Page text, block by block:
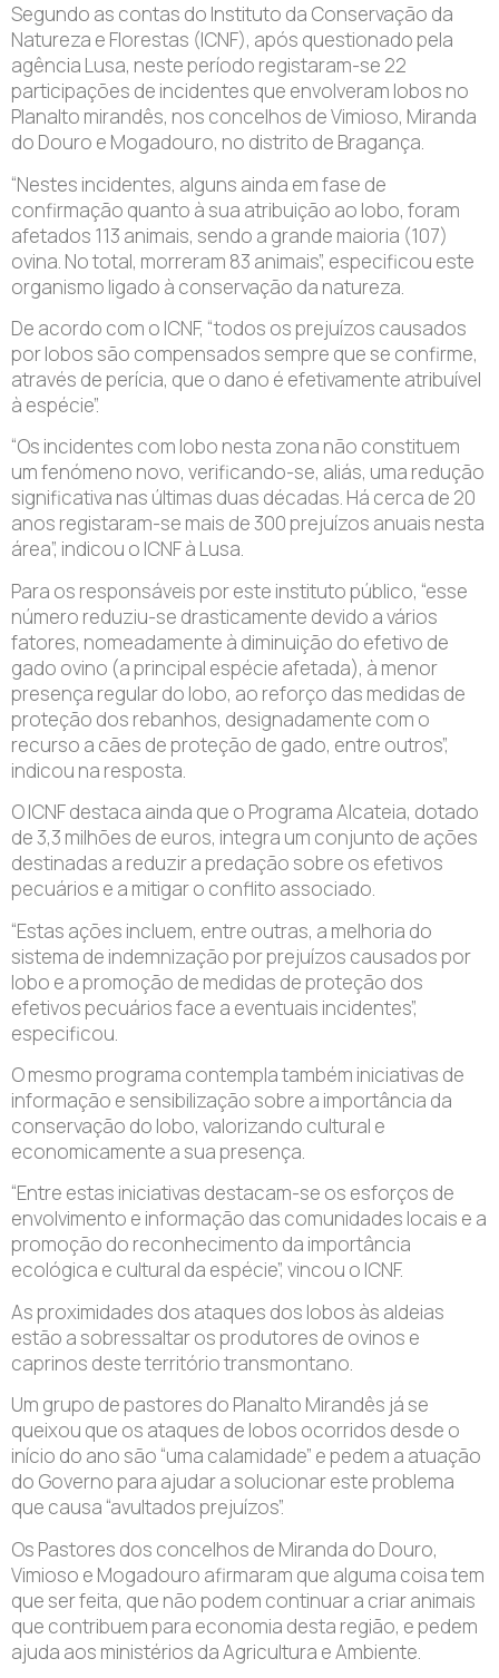
Segundo as contas do Instituto da Conservação da
Natureza e Florestas (ICNF), após questionado pela
agência Lusa, neste período registaram-se 22
participações de incidentes que envolveram lobos no
Planalto mirandês, nos concelhos de Vimioso, Miranda
do Douro e Mogadouro, no distrito de Bragança.
“Nestes incidentes, alguns ainda em fase de
confirmação quanto à sua atribuição ao lobo, foram
afetados 113 animais, sendo a grande maioria (107)
ovina. No total, morreram 83 animais”, especificou este
organismo ligado à conservação da natureza.
De acordo com o ICNF, “todos os prejuízos causados
por lobos são compensados sempre que se confirme,
através de perícia, que o dano é efetivamente atribuível
à espécie”.
“Os incidentes com lobo nesta zona não constituem
um fenómeno novo, verificando-se, aliás, uma redução
significativa nas últimas duas décadas. Há cerca de 20
anos registaram-se mais de 300 prejuízos anuais nesta
área”, indicou o ICNF à Lusa.
Para os responsáveis por este instituto público, “esse
número reduziu-se drasticamente devido a vários
fatores, nomeadamente à diminuição do efetivo de
gado ovino (a principal espécie afetada), à menor
presença regular do lobo, ao reforço das medidas de
proteção dos rebanhos, designadamente com o
recurso a cães de proteção de gado, entre outros”,
indicou na resposta.
O ICNF destaca ainda que o Programa Alcateia, dotado
de 3,3 milhões de euros, integra um conjunto de ações
destinadas a reduzir a predação sobre os efetivos
pecuários e a mitigar o conflito associado.
“Estas ações incluem, entre outras, a melhoria do
sistema de indemnização por prejuízos causados por
lobo e a promoção de medidas de proteção dos
efetivos pecuários face a eventuais incidentes”,
especificou.
O mesmo programa contempla também iniciativas de
informação e sensibilização sobre a importância da
conservação do lobo, valorizando cultural e
economicamente a sua presença.
“Entre estas iniciativas destacam-se os esforços de
envolvimento e informação das comunidades locais e a
promoção do reconhecimento da importância
ecológica e cultural da espécie”, vincou o ICNF.
As proximidades dos ataques dos lobos às aldeias
estão a sobressaltar os produtores de ovinos e
caprinos deste território transmontano.
Um grupo de pastores do Planalto Mirandês já se
queixou que os ataques de lobos ocorridos desde o
início do ano são “uma calamidade” e pedem a atuação
do Governo para ajudar a solucionar este problema
que causa “avultados prejuízos”.
Os Pastores dos concelhos de Miranda do Douro,
Vimioso e Mogadouro afirmaram que alguma coisa tem
que ser feita, que não podem continuar a criar animais
que contribuem para economia desta região, e pedem
ajuda aos ministérios da Agricultura e Ambiente.